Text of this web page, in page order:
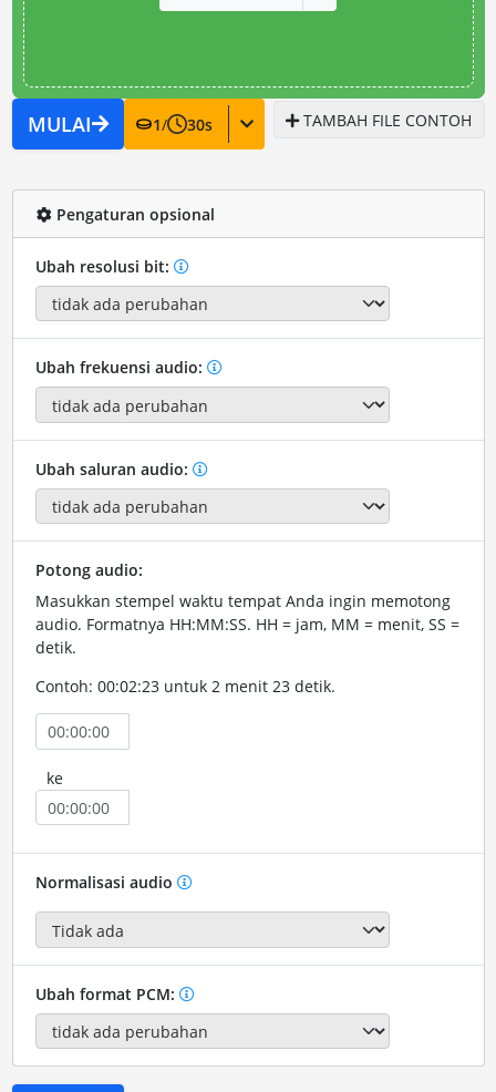
MULAI 1/ 30s TAMBAH FILE CONTOH
Pengaturan opsional
Ubah resolusi bit:
Ubah frekuensi audio:
Ubah saluran audio:
Potong audio:
Masukkan stempel waktu tempat Anda ingin memotong
audio. Formatnya HH:MM:SS. HH = jam, MM = menit, SS =
detik.
Contoh: 00:02:23 untuk 2 menit 23 detik.
ke
Normalisasi audio
Ubah format PCM: